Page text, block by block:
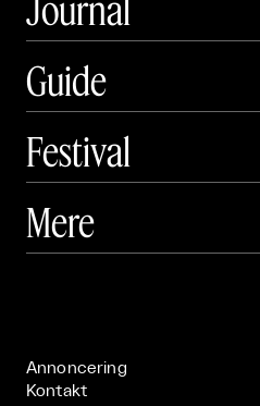
Guide
Festival
 Art Matter Festival
Mere
Annoncering
Kontakt